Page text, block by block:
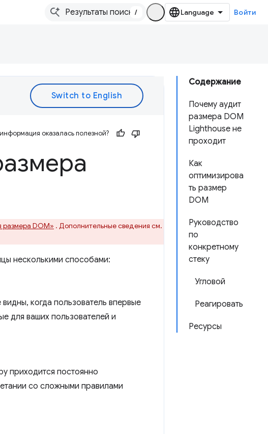
/ Войти
Содержание
Почему аудит
размера DOM
Lighthouse не
проходит
Как
оптимизирова
ть размер
DOM
Руководство
по
конкретному
стеку
Угловой
Реагировать
Ресурсы
оказалась полезной?
DOM» . Дополнительные сведения см.
несколькими способами:
когда пользователь впервые
для ваших пользователей и
приходится постоянно
со сложными правилами